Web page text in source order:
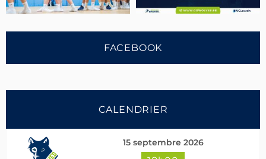
FACEBOOK
CALENDRIER
15 septembre 2026